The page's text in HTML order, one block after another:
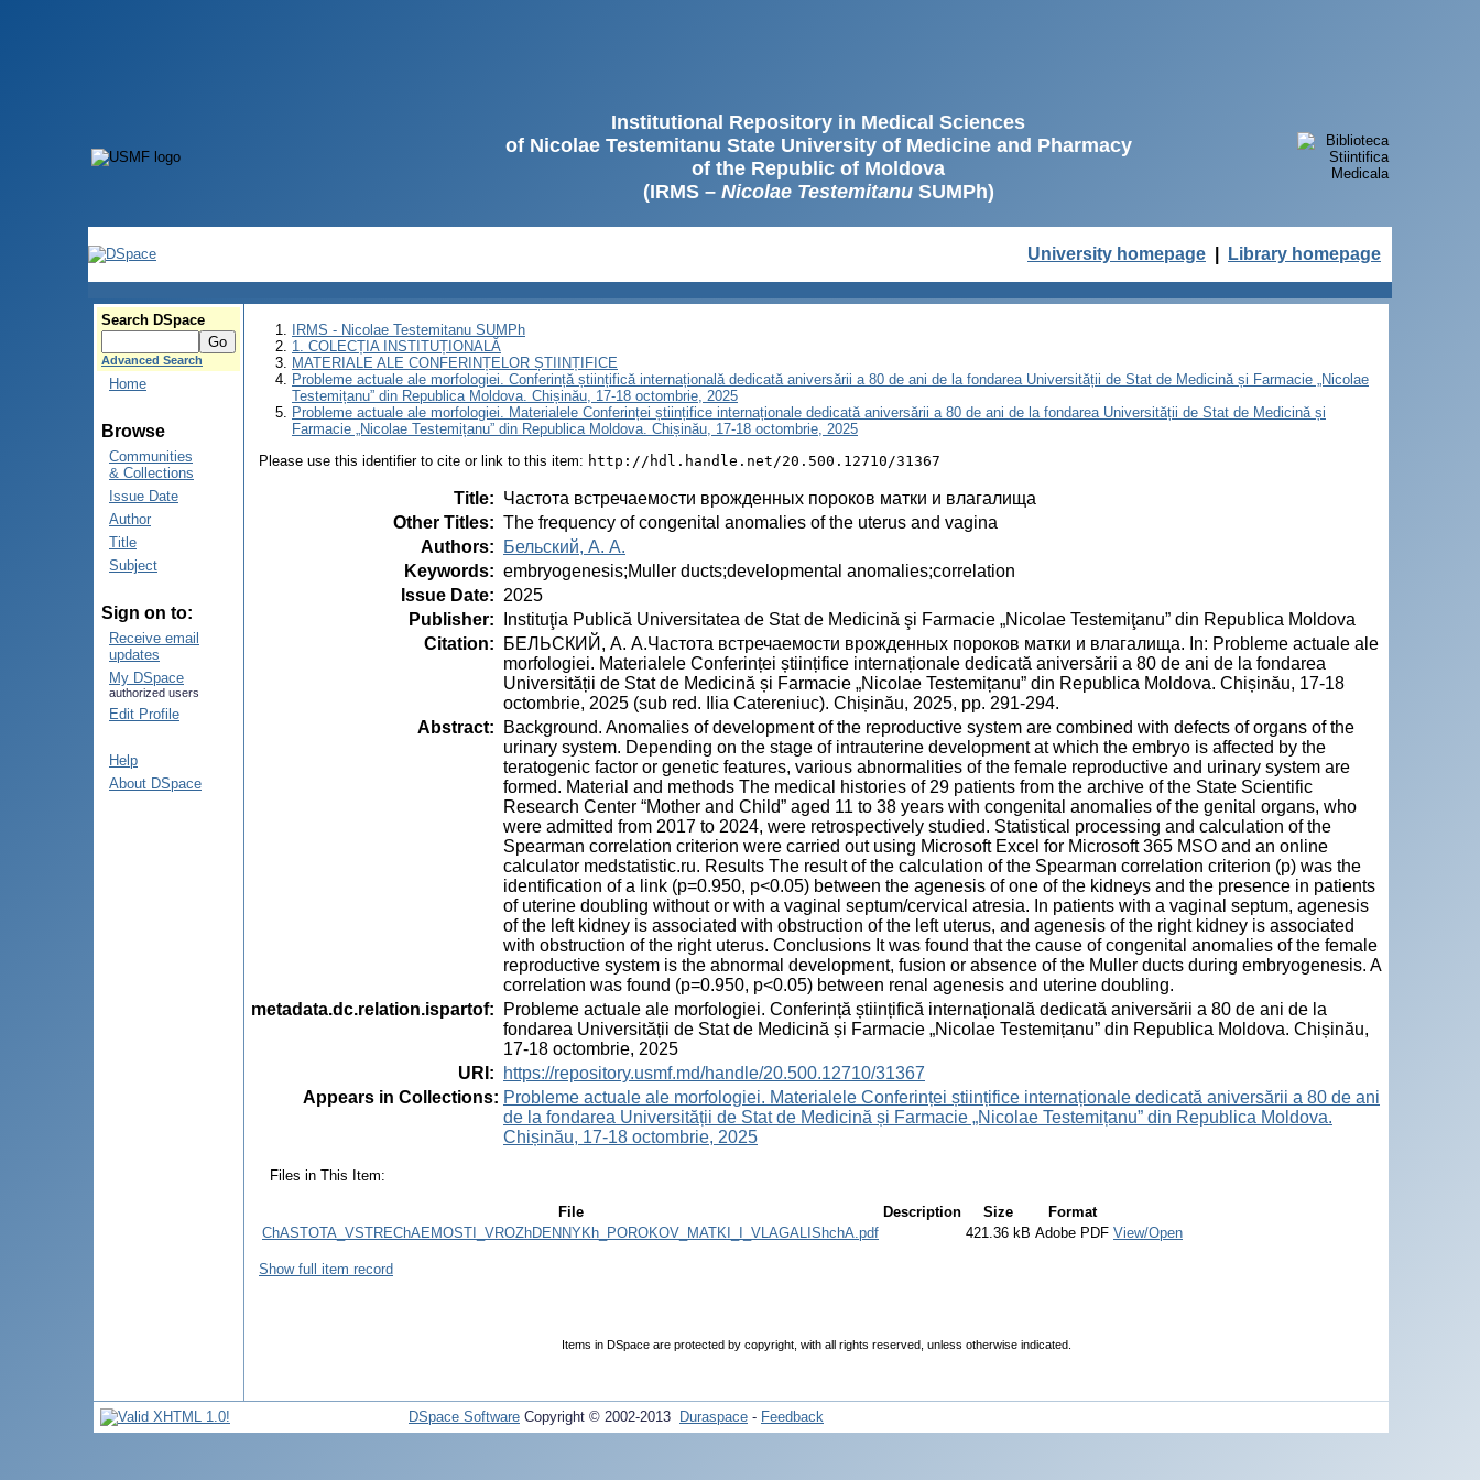
Institutional Repository in Medical Sciences
of Nicolae Testemitanu State University of Medicine and Pharmacy
of the Republic of Moldova
(IRMS – Nicolae TestemitanuSUMPh)
University homepage Library homepage
Search DSpace
Advanced Search
Home
Browse
Communities
& Collections
Issue Date
Author
Title
Subject
Sign on to:
Receive email
updates
My DSpace
authorized users
Edit Profile
Help
About DSpace
IRMS - Nicolae Testemitanu SUMPh
1. COLECȚIA INSTITUȚIONALĂ
MATERIALE ALE CONFERINȚELOR ȘTIINȚIFICE
Probleme actuale ale morfologiei. Conferință științifică internațională dedicată aniversării a 80 de ani de la fondarea Universității de Stat de Medicină și Farmacie „Nicolae
Testemițanu” din Republica Moldova. Chișinău, 17-18 octombrie, 2025
Probleme actuale ale morfologiei. Materialele Conferinței științifice internaționale dedicată aniversării a 80 de ani de la fondarea Universității de Stat de Medicină și
Farmacie „Nicolae Testemițanu” din Republica Moldova. Chișinău, 17-18 octombrie, 2025
Please use this identifier to cite or link to this item: http://hdl.handle.net/20.500.12710/31367
Title: Частота встречаемости врожденных пороков матки и влагалища
Other Titles: The frequency of congenital anomalies of the uterus and vagina
Authors:
Бельский, А. А.
Keywords: embryogenesis;Muller ducts;developmental anomalies;correlation
Issue Date: 2025
Publisher:
Instituţia Publică Universitatea de Stat de Medicină şi Farmacie „Nicolae Testemiţanu” din Republica Moldova
Citation:
БЕЛЬСКИЙ, А. А.Частота встречаемости врожденных пороков матки и влагалища. In: Probleme actuale ale
morfologiei. Materialele Conferinței științifice internaționale dedicată aniversării a 80 de ani de la fondarea
Universității de Stat de Medicină și Farmacie „Nicolae Testemițanu” din Republica Moldova. Chișinău, 17-18
octombrie, 2025 (sub red. Ilia Catereniuc). Chișinău, 2025, pp. 291-294.
Abstract:
Background. Anomalies of development of the reproductive system are combined with defects of organs of the
urinary system. Depending on the stage of intrauterine development at which the embryo is affected by the
teratogenic factor or genetic features, various abnormalities of the female reproductive and urinary system are
formed. Material and methods The medical histories of 29 patients from the archive of the State Scientific
Research Center “Mother and Child” aged 11 to 38 years with congenital anomalies of the genital organs, who
were admitted from 2017 to 2024, were retrospectively studied. Statistical processing and calculation of the
Spearman correlation criterion were carried out using Microsoft Excel for Microsoft 365 MSO and an online
calculator medstatistic.ru. Results The result of the calculation of the Spearman correlation criterion (p) was the
identification of a link (p=0.950, p<0.05) between the agenesis of one of the kidneys and the presence in patients
of uterine doubling without or with a vaginal septum/cervical atresia. In patients with a vaginal septum, agenesis
of the left kidney is associated with obstruction of the left uterus, and agenesis of the right kidney is associated
with obstruction of the right uterus. Conclusions It was found that the cause of congenital anomalies of the female
reproductive system is the abnormal development, fusion or absence of the Muller ducts during embryogenesis. A
correlation was found (p=0.950, p<0.05) between renal agenesis and uterine doubling.
metadata.dc.relation.ispartof:
Probleme actuale ale morfologiei. Conferință științifică internațională dedicată aniversării a 80 de ani de la
fondarea Universității de Stat de Medicină și Farmacie „Nicolae Testemițanu” din Republica Moldova. Chișinău,
17-18 octombrie, 2025
URI :
https://repository.usmf.md/handle/20.500.12710/31367
Appears in Collections: Probleme actuale ale morfologiei. Materialele Conferinței științifice internaționale dedicată aniversării a 80 de ani
de la fondarea Universității de Stat de Medicină și Farmacie „Nicolae Testemițanu” din Republica Moldova.
Chișinău, 17-18 octombrie, 2025
Files in This Item:
File Description Size
Format
ChASTOTA_VSTREChAEMOSTI_VROZhDENNYKh_POROKOV_MATKI_I_VLAGALIShchA.pdf
421.36 kB Adobe PDF View/Open
Show full item record
Items in DSpace are protected by copyright, with all rights reserved, unless otherwise indicated.
DSpace Software Copyright © 2002-2013 Duraspace - Feedback